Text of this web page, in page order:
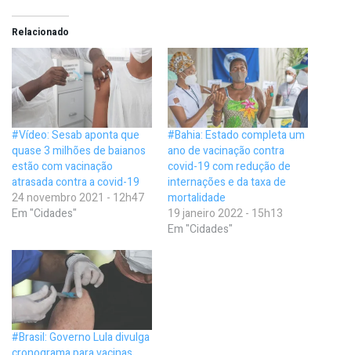
Relacionado
#Vídeo: Sesab aponta que
quase 3 milhões de baianos
estão com vacinação
atrasada contra a covid-19
24 novembro 2021 - 12h47
Em "Cidades"
#Bahia: Estado completa um
ano de vacinação contra
covid-19 com redução de
internações e da taxa de
mortalidade
19 janeiro 2022 - 15h13
Em "Cidades"
#Brasil: Governo Lula divulga